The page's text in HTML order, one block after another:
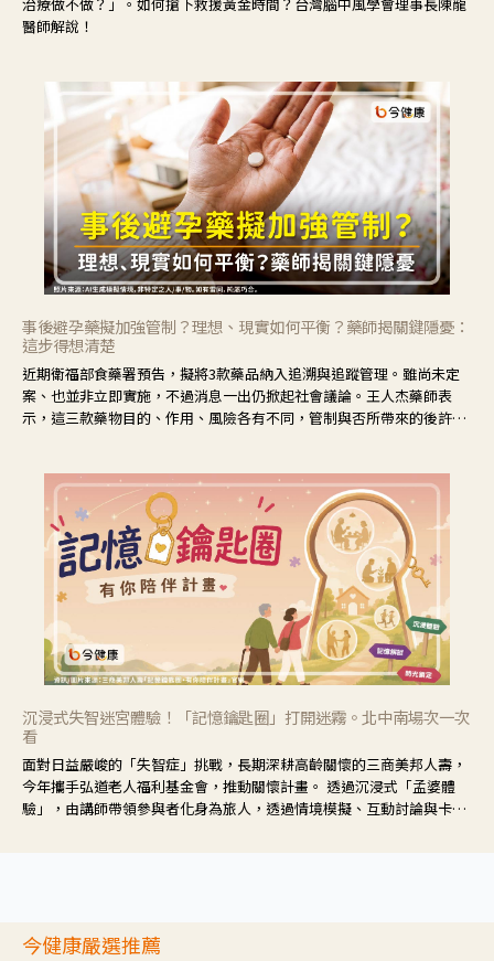
醫師解說！
事後避孕藥擬加強管制？理想、現實如何平衡？藥師揭關鍵隱憂：
這步得想清楚
近期衛福部食藥署預告，擬將3款藥品納入追溯與追蹤管理。雖尚未定
案、也並非立即實施，不過消息一出仍掀起社會議論。王人杰藥師表
示，這三款藥物目的、作用、風險各有不同，管制與否所帶來的後許影
沉浸式失智迷宮體驗！「記憶鑰匙圈」打開迷霧。北中南場次一次
看
面對日益嚴峻的「失智症」挑戰，長期深耕高齡關懷的三商美邦人壽，
今年攜手弘道老人福利基金會，推動關懷計畫。 透過沉浸式「孟婆體
驗」，由講師帶領參與者化身為旅人，透過情境模擬、互動討論與卡牌
今健康嚴選推薦